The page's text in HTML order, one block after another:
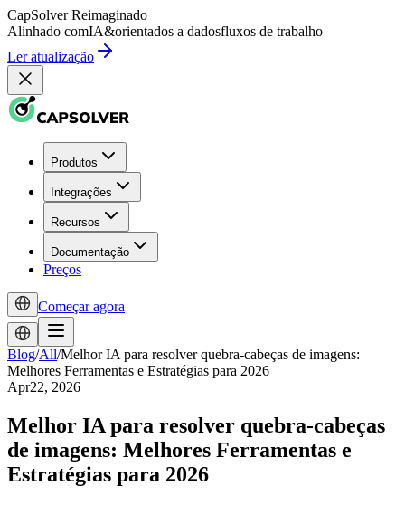
CapSolver Reimaginado
Alinhado comIA&orientados a dadosfluxos de trabalho
Ler atualização
Produtos
Integrações
Recursos
Documentação
Preços
Começar agora
Blog/All/Melhor IA para resolver quebra-cabeças de imagens:
Melhores Ferramentas e Estratégias para 2026
Apr22, 2026
Melhor IA para resolver quebra-cabeças
de imagens: Melhores Ferramentas e
Estratégias para 2026